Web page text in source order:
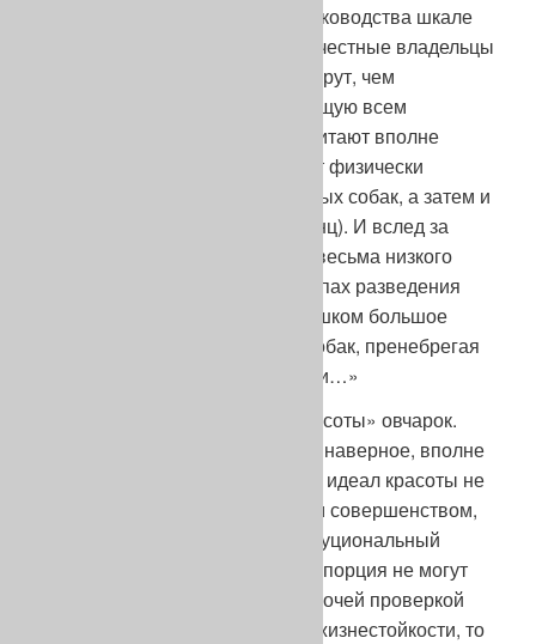
укоренившейся в системе собаководства шкале
ценностей, «даже щепетильно честные владельцы
питомников, которые скорее умрут, чем
используют собаку, не отвечающую всем
необходимым требованиям, считают вполне
этичным получать потомство от физически
красивых, но умственно отсталых собак, а затем и
продавать эти щенят» (К. Лоренц). И вслед за
Лоренцом, я «придерживаюсь весьма низкого
мнения о современных принципах разведения
собак, принципах, которые слишком большое
значение придают «красоте» собак, пренебрегая
их умственными способностями…»
Кстати, насчет «физической красоты» овчарок.
Приведенных выше примеров, наверное, вполне
достаточно, чтобы понять: если идеал красоты не
определяется функциональным совершенством,
если экстерьерный или конституциональный
признак, стать, тип, размер, пропорция не могут
быть оправданы серьезной рабочей проверкой
или не отвечают требованиям жизнестойкости, то